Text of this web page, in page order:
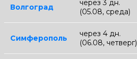
Волгоград
через 3 дн.
(05.08, среда)
Симферополь
через 4 дн.
(06.08, четверг)